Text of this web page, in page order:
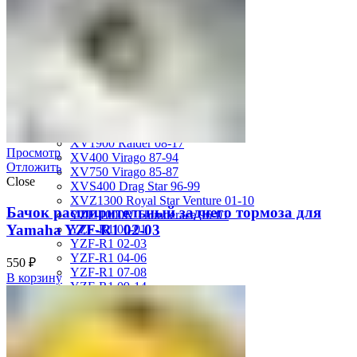
MT-01 05-09
MT-09 14-17
TRX850 95-00
VMX12 V-max 88-07
XJ600S Diversion 92-04
XJR1200 94-98
XV1900 Raider 08-17
XV400 Virago 87-94
XV750 Virago 85-87
XVS400 Drag Star 96-99
XVZ1300 Royal Star Venture 01-10
YZF-1000R Thunderace 96-01
YZF-R1 00-01
YZF-R1 02-03
YZF-R1 04-06
YZF-R1 07-08
YZF-R1 09-14
YZF-R1 09-15
YZF-R1 98-99
YZF-R6 03-05
Просмотр
Отложить
Close
Бачок расширительный заднего тормоза для
Yamaha YZF-R1 02-03
550 ₽
В корзину